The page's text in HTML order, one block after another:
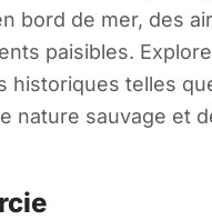
bord de mer, des
paisibles.
telles
sauvage et